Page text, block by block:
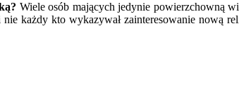
Wiele osób mających jedynie powierzchowną
każdy kto wykazywał zainteresowanie nową